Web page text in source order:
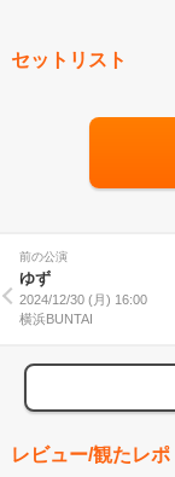
セットリスト
前の公演
ゆず
2024/12/30 (月) 16:00
横浜BUNTAI
レビュー/観たレポ